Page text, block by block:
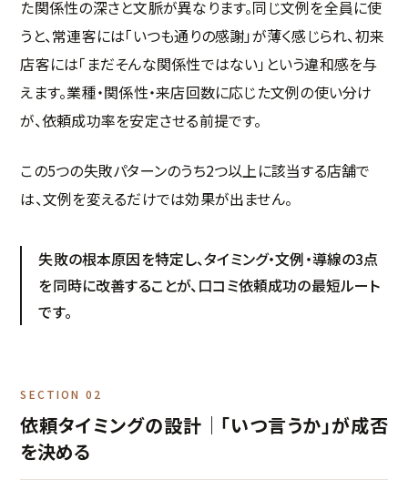
た関係性の深さと文脈が異なります。同じ文例を全員に使
うと、常連客には「いつも通りの感謝」が薄く感じられ、初来
店客には「まだそんな関係性ではない」という違和感を与
えます。業種・関係性・来店回数に応じた文例の使い分け
が、依頼成功率を安定させる前提です。
この5つの失敗パターンのうち2つ以上に該当する店舗で
は、文例を変えるだけでは効果が出ません。
失敗の根本原因を特定し、タイミング・文例・導線の3点
を同時に改善することが、口コミ依頼成功の最短ルート
です。
SECTION 02
依頼タイミングの設計｜「いつ言うか」が成否
を決める